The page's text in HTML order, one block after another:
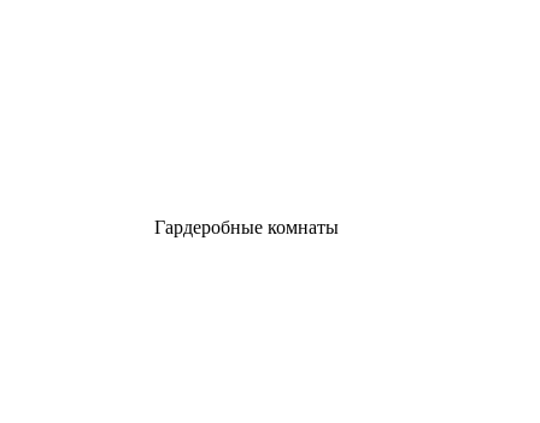
Гардеробные комнаты